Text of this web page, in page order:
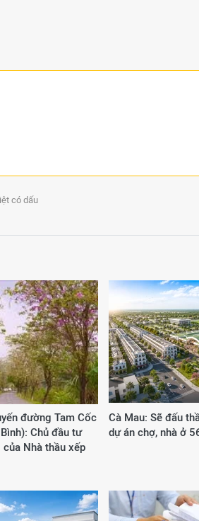
có dấu
đường Tam Cốc
Chủ đầu tư
Nhà thầu xếp
Cà Mau: Sẽ đấu
dự án chợ, nhà ở